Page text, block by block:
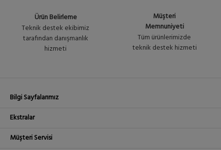
Ürün Belirleme
Teknik destek ekibimiz
tarafından danışmanlık
hizmeti
Müşteri
Memnuniyeti
Tüm ürünlerimizde
teknik destek hizmeti
Bilgi Sayfalarımız
Ekstralar
Müşteri Servisi